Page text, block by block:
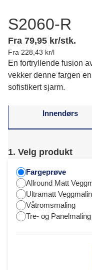
S2060-R
Fra 79,95 kr/stk.
Fra 228,43 kr/l
En fortryllende fusion
vekker denne fargen
sofistikert sjarm.
Innendørs
1. Velg produkt
Fargeprøve
Allround Matt
Ultramatt
Våtromsmaling
Tre- og Panelmaling